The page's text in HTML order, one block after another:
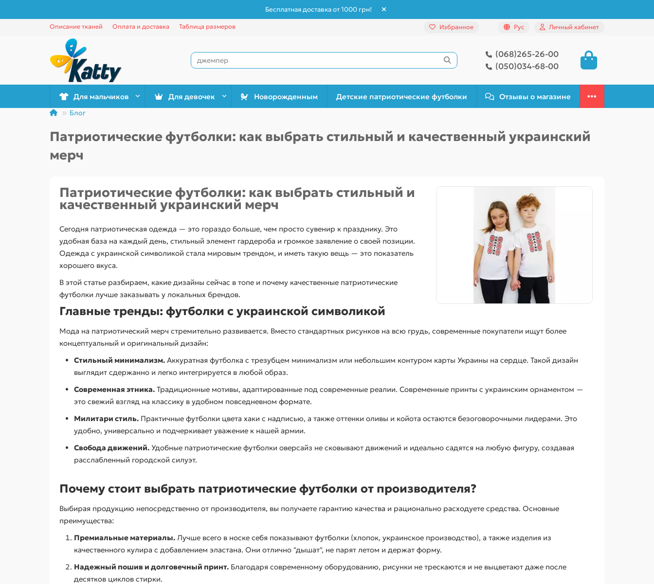
Бесплатная доставка от 1000 грн!
Описание тканей Оплата и доставка Таблица размеров Избранное Рус Личный кабинет
(068)265-26-00
(050)034-68-00
Для мальчиков Для девочек Новорожденным Детские патриотические футболки Отзывы о магазине
Блог
Патриотические футболки: как выбрать стильный и качественный украинский
мерч
Патриотические футболки: как выбрать стильный и
качественный украинский мерч
Сегодня патриотическая одежда — это гораздо больше, чем просто сувенир к празднику. Это
удобная база на каждый день, стильный элемент гардероба и громкое заявление о своей позиции.
Одежда с украинской символикой стала мировым трендом, и иметь такую вещь — это показатель
хорошего вкуса.
В этой статье разбираем, какие дизайны сейчас в топе и почему качественные патриотические
футболки лучше заказывать у локальных брендов.
Главные тренды: футболки с украинской символикой
Мода на патриотический мерч стремительно развивается. Вместо стандартных рисунков на всю грудь, современные покупатели ищут более
концептуальный и оригинальный дизайн:
Стильный минимализм. Аккуратная футболка с трезубцем минимализм или небольшим контуром карты Украины на сердце. Такой дизайн
выглядит сдержанно и легко интегрируется в любой образ.
Современная этника. Традиционные мотивы, адаптированные под современные реалии. Современные принты с украинским орнаментом —
это свежий взгляд на классику в удобном повседневном формате.
Милитари стиль. Практичные футболки цвета хаки с надписью, а также оттенки оливы и койота остаются безоговорочными лидерами. Это
удобно, универсально и подчеркивает уважение к нашей армии.
Свобода движений. Удобные патриотические футболки оверсайз не сковывают движений и идеально садятся на любую фигуру, создавая
расслабленный городской силуэт.
Почему стоит выбрать патриотические футболки от производителя?
Выбирая продукцию непосредственно от производителя, вы получаете гарантию качества и рационально расходуете средства. Основные
преимущества:
Премиальные материалы. Лучше всего в носке себя показывают футболки (хлопок, украинское производство), а также изделия из
качественного кулира с добавлением эластана. Они отлично "дышат", не парят летом и держат форму.
Надежный пошив и долговечный принт. Благодаря современному оборудованию, рисунки не трескаются и не выцветают даже после
десятков циклов стирки.